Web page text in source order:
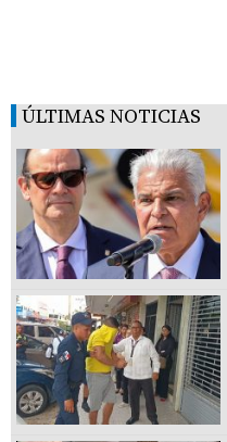
ÚLTIMAS NOTICIAS